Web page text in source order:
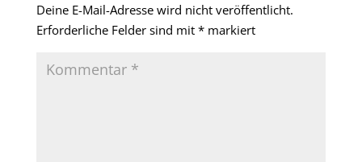
Deine E-Mail-Adresse wird nicht veröffentlicht.
Erforderliche Felder sind mit *markiert